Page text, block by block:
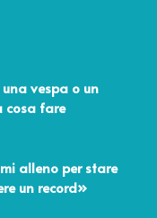
una vespa o un
cosa fare
alleno per stare
un record»